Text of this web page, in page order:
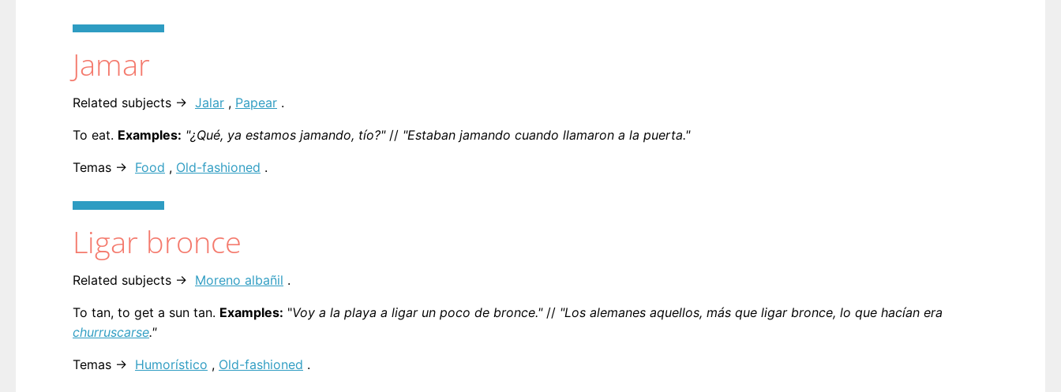
Jamar
Related subjects → Jalar , Papear .
To eat. Examples: "¿Qué, ya estamos jamando, tío?"// "Estaban jamando cuando llamaron a la puerta."
Temas → Food , Old-fashioned .
Ligar bronce
Related subjects → Moreno albañil .
To tan, to get a sun tan. Examples: "Voy a la playa a ligar un poco de bronce."// "Los alemanes aquellos, más que ligar bronce, lo que hacían era
churruscarse."
Temas → Humorístico , Old-fashioned .